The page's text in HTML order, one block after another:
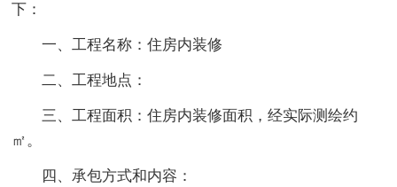
下：
一、工程名称：住房内装修
二、工程地点：
三、工程面积：住房内装修面积，经实际测绘约
㎡。
四、承包方式和内容：